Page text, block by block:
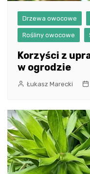
Drzewa owocowe
Rośliny owocowe
Korzyści z
w ogrodzie
Łukasz Marecki